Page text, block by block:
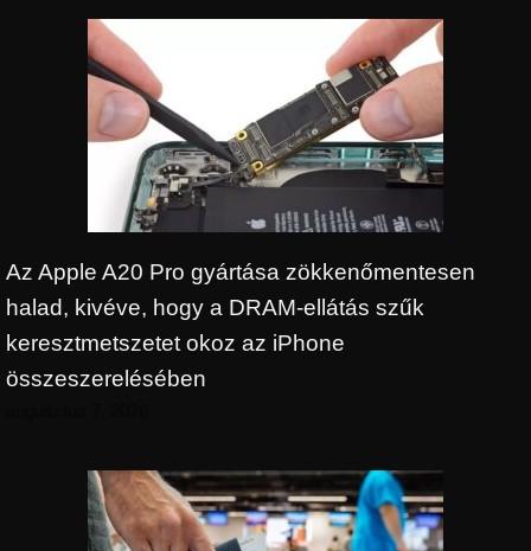
Az Apple A20 Pro gyártása zökkenőmentesen
halad, kivéve, hogy a DRAM-ellátás szűk
keresztmetszetet okoz az iPhone
összeszerelésében